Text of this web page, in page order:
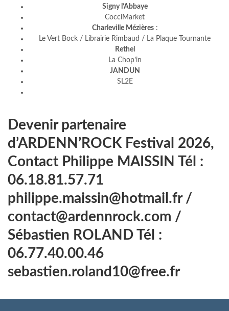
Signy l’Abbaye
CocciMarket
Charleville Mézières:
Le Vert Bock / Librairie Rimbaud / La Plaque Tournante
Rethel
La Chop’in
JANDUN
SL2E
Devenir partenaire
d’ARDENN’ROCK Festival 2026,
Contact Philippe MAISSIN Tél :
06.18.81.57.71
philippe.maissin@hotmail.fr /
contact@ardennrock.com /
Sébastien ROLAND Tél :
06.77.40.00.46
sebastien.roland10@free.fr